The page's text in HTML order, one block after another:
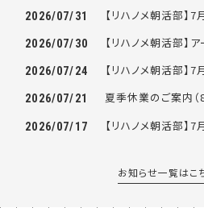
2026/07/31 【リハノメ朝活部】
2026/07/30 【リハノメ朝活部】
2026/07/24 【リハノメ朝活部】
2026/07/21
2026/07/17 【リハノメ朝活部】
お知らせ一覧はこ